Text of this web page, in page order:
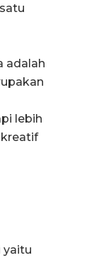
adalah
lebih
yaitu